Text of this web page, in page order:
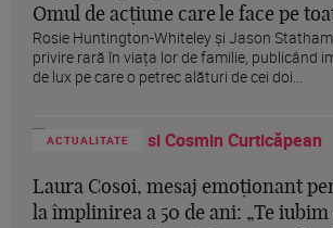
Omul de acțiune care le face pe
Rosie Huntington-Whiteley și Jason
privire rară în viața lor de familie, publicând
de lux pe care o petrec alături de cei doi...
ACTUALITATE
Laura Cosoi, mesaj emoționant
la împlinirea a 50 de ani: „Te